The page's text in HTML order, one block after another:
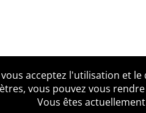
légales Accessibilité
acceptez l'utilisation et
vous pouvez vous
Vous êtes